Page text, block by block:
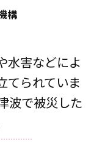
構
水害などによ
てられていま
波で被災した